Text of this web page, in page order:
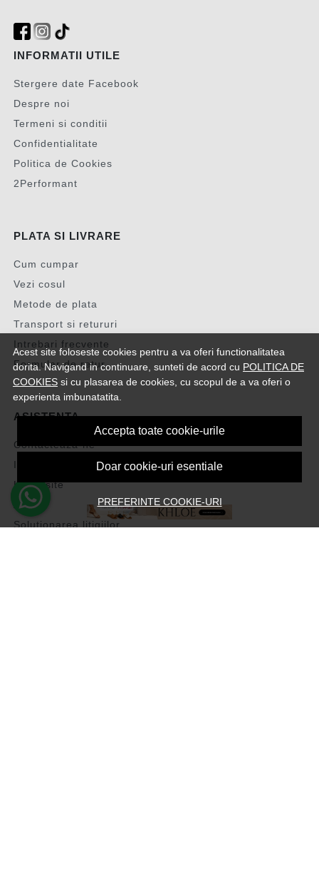
Acest site foloseste cookies pentru a va oferi functionalitatea
dorita. Navigand in continuare, sunteti de acord cu POLITICA DE
COOKIES si cu plasarea de cookies, cu scopul de a va oferi o
experienta imbunatatita.
Accepta toate cookie-urile
Doar cookie-uri esentiale
PREFERINTE COOKIE-URI
INFORMATII UTILE
Stergere date Facebook
Despre noi
Termeni si conditii
Confidentialitate
Politica de Cookies
2Performant
PLATA SI LIVRARE
Cum cumpar
Vezi cosul
Metode de plata
Transport si retururi
Intrebari frecvente
Formular de retur
ASISTENTA
Contacteaza-ne
Intrebari frecvente
Harta site
ANPC
Solutionarea litigiilor